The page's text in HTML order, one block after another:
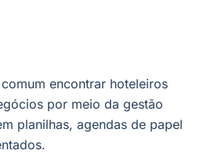
encontrar hoteleiros
por meio da gestão
planilhas, agendas de papel